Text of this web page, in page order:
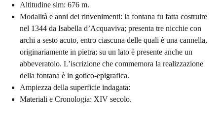
Altitudine slm: 676 m.
Modalità e anni dei rinvenimenti: la fontana fu fatta costruire
nel 1344 da Isabella d’Acquaviva; presenta tre nicchie con
archi a sesto acuto, entro ciascuna delle quali è una cannella,
originariamente in pietra; su un lato è presente anche un
abbeveratoio. L’iscrizione che commemora la realizzazione
della fontana è in gotico-epigrafica.
Ampiezza della superficie indagata:
Materiali e Cronologia: XIV secolo.